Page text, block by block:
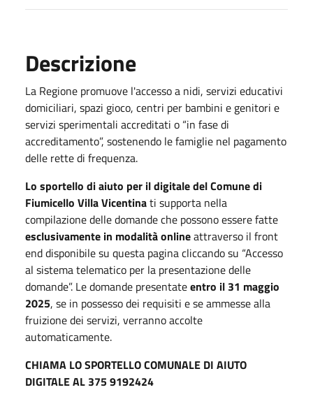
Descrizione
La Regione promuove l'accesso a nidi, servizi educativi
domiciliari, spazi gioco, centri per bambini e genitori e
servizi sperimentali accreditati o “in fase di
accreditamento”, sostenendo le famiglie nel pagamento
delle rette di frequenza.
Lo sportello di aiuto per il digitale del Comune di
Fiumicello Villa Vicentinati supporta nella
compilazione delle domande che possono essere fatte
esclusivamente in modalità onlineattraverso il front
end disponibile su questa pagina cliccando su “Accesso
al sistema telematico per la presentazione delle
domande”. Le domande presentateentro il 31 maggio
2025, se in possesso dei requisiti e se ammesse alla
fruizione dei servizi, verranno accolte
automaticamente.
CHIAMA LO SPORTELLO COMUNALE DI AIUTO
DIGITALE AL 375 9192424